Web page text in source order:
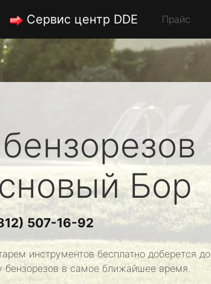
Сервис центр DDE Прайс
Бор
507-16-92
инструментов бесплатно доберется до
бензорезов в самое ближайшее время.